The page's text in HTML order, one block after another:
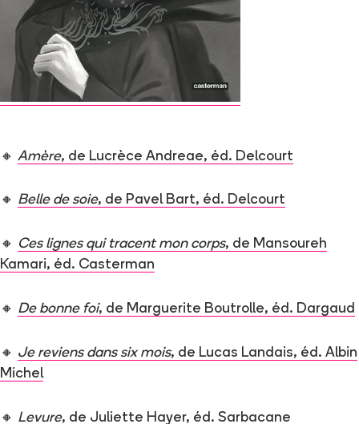
🔸 Amère, de Lucrèce Andreae, éd. Delcourt
🔸 Belle de soie, de Pavel Bart, éd. Delcourt
🔸 Ces lignes qui tracent mon corps, de Mansoureh
Kamari, éd. Casterman
🔸 De bonne foi, de Marguerite Boutrolle, éd. Dargaud
🔸 Je reviens dans six mois, de Lucas Landais, éd. Albin
Michel
🔸 Levure, de Juliette Hayer, éd. Sarbacane